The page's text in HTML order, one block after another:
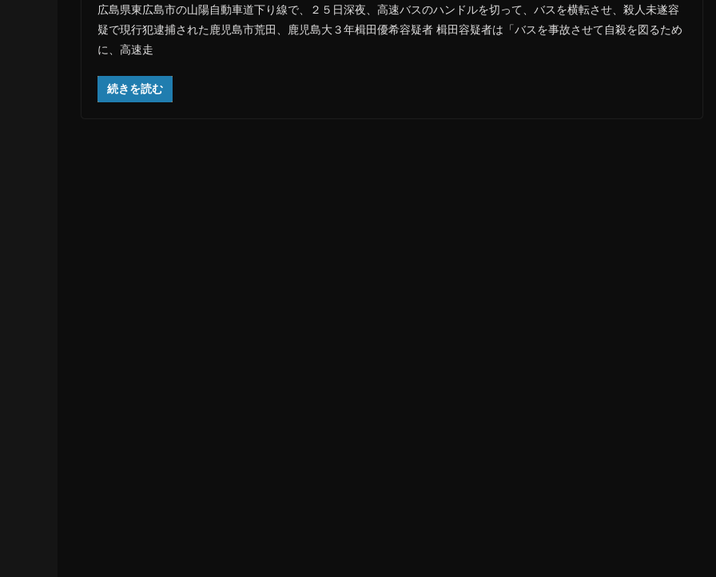
広島県東広島市の山陽自動車道下り線で、２５日深夜、高速バスのハンドルを切って、バスを横転させ、殺人未遂容
疑で現行犯逮捕された鹿児島市荒田、鹿児島大３年楫田優希容疑者 楫田容疑者は「バスを事故させて自殺を図るため
に、高速走
続きを読む